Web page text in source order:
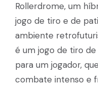
Rollerdrome, um
jogo de tiro e de
ambiente
é um jogo de tiro
para um jogador,
combate intenso e